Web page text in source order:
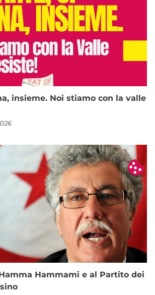
insieme. Noi stiamo con la valle
Hammami e al Partito dei